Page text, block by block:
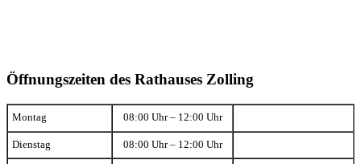
Öffnungszeiten des Rathauses Zolling
Montag 08:00 Uhr – 12:00 Uhr
Dienstag 08:00 Uhr – 12:00 Uhr